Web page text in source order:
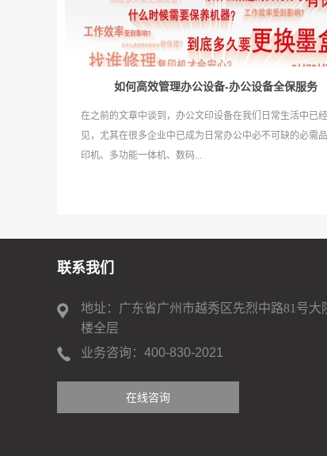
如何高效管理办公设备-办公设备全保服务
在之前的文章中谈到，办公文印设备在我们日常生活中已
见，尤其在很多企业中已成为日常办公中必不可缺的必需
印机、多功能一体机、数码...
联系我们
地址：广东省广州市越秀区先烈中路81号大
楼全层
业务咨询： 400-830-2021
在线咨询